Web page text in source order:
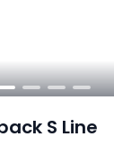
S Line